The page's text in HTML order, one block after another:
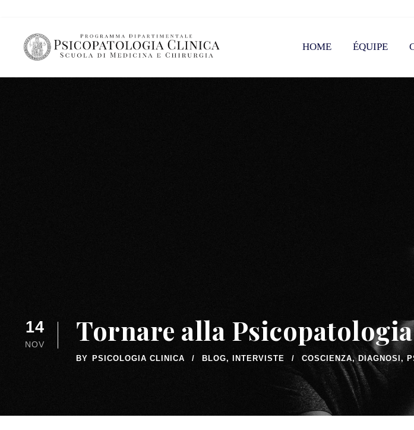
HOME ÉQUIPE
14
NOV Tornare alla Psicopatologia
BY PSICOLOGIA CLINICA BLOG, INTERVISTE COSCIENZA, DIAGNOSI ,